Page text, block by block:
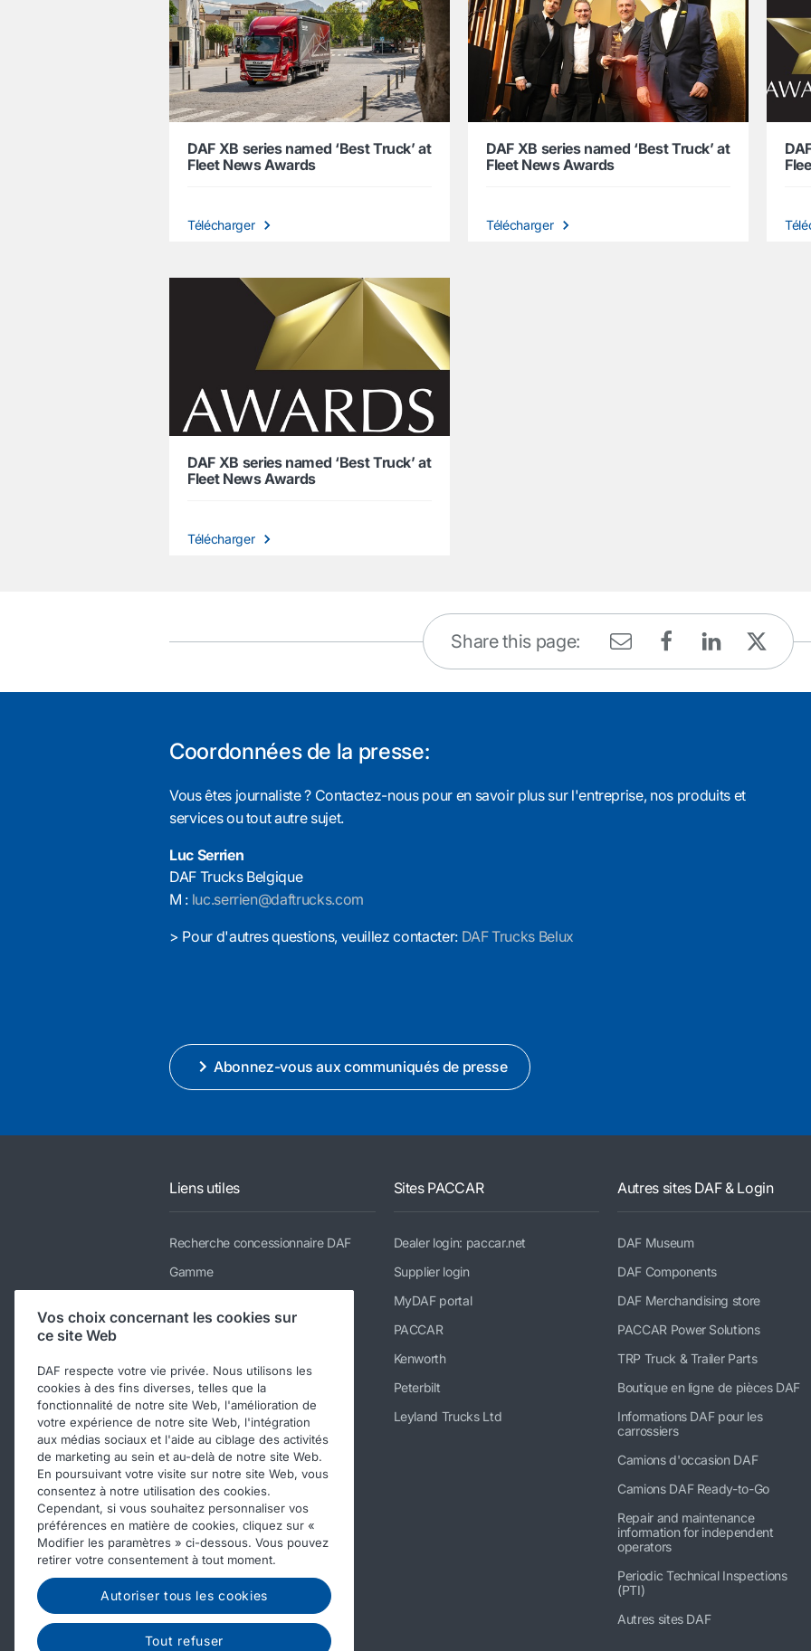
DAF XB series named ‘Best Truck’ at
Fleet News Awards
Télécharger
DAF XB series named ‘Best Truck’ at
Fleet News Awards
Télécharger
DAF XB series named ‘Best Truck’ at
Fleet News Awards
Télécharger
Share this page:
Coordonnées de la presse:
Vous êtes journaliste ? Contactez-nous pour en savoir plus sur l'entreprise, nos produits et
services ou tout autre sujet.
Luc Serrien
DAF Trucks Belgique
M : luc.serrien@daftrucks.com
> Pour d'autres questions, veuillez contacter: DAF Trucks Belux
Abonnez-vous aux communiqués de presse
Liens utiles
Recherche concessionnaire DAF
Gamme
A propos
Contacter DAF Trucks Belgique
Code de conduite
Sites PACCAR
Dealer login: paccar.net
Supplier login
MyDAF portal
PACCAR
Kenworth
Peterbilt
Leyland Trucks Ltd
Autres sites DAF & Login
DAF Museum
DAF Components
DAF Merchandising store
PACCAR Power Solutions
TRP Truck & Trailer Parts
Boutique en ligne de pièces DAF
Informations DAF pour les
carrossiers
Camions d'occasion DAF
Camions DAF Ready-to-Go
Repair and maintenance
information for independent
operators
Periodic Technical Inspections
(PTI)
Autres sites DAF
Vos choix concernant les cookies sur
ce site Web
DAF respecte votre vie privée. Nous utilisons les
cookies à des fins diverses, telles que la
fonctionnalité de notre site Web, l'amélioration de
votre expérience de notre site Web, l'intégration
aux médias sociaux et l'aide au ciblage des activités
de marketing au sein et au-delà de notre site Web.
En poursuivant votre visite sur notre site Web, vous
consentez à notre utilisation des cookies.
Cependant, si vous souhaitez personnaliser vos
préférences en matière de cookies, cliquez sur «
Modifier les paramètres » ci-dessous. Vous pouvez
retirer votre consentement à tout moment.
Autoriser tous les cookies
Tout refuser